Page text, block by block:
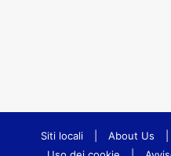
Siti locali About Us